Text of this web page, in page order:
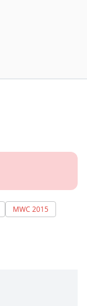
MWC 2015